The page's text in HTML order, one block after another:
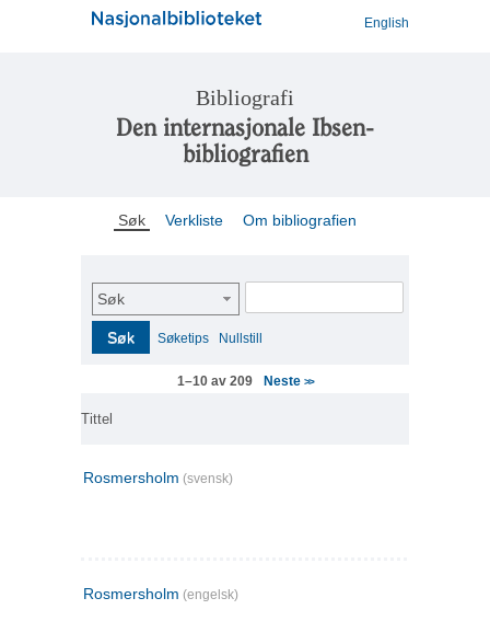
English
Bibliografi
Den internasjonale Ibsen-
bibliografien
Søk Verkliste Om bibliografien
Søk
Søk Søketips Nullstill
1–10 av 209 Neste >>
Tittel
Rosmersholm (svensk)
Rosmersholm (engelsk)